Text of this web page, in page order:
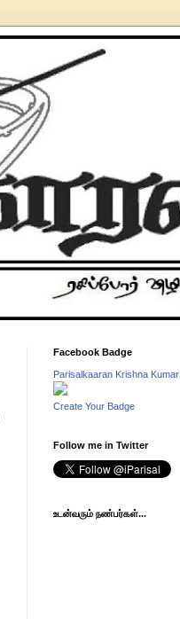
Facebook Badge
Parisalkaaran Krishna Kumar
Create Your Badge
Follow me in Twitter
உடன்வரும் நண்பர்கள்...